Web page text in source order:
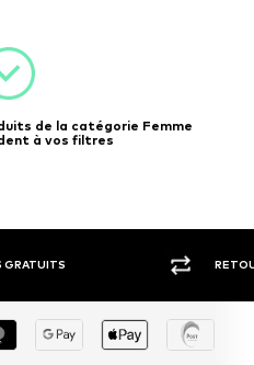
de la catégorie Femme
à vos filtres
GRATUITS